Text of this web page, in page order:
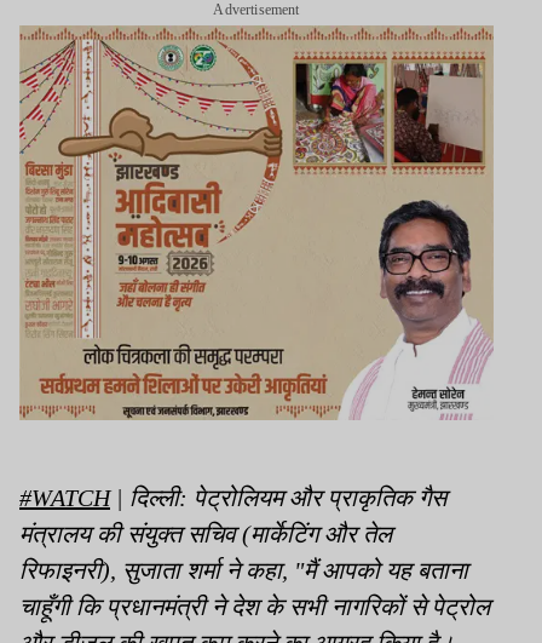
Advertisement
#WATCH| दिल्ली: पेट्रोलियम और प्राकृतिक गैस
मंत्रालय की संयुक्त सचिव (मार्केटिंग और तेल
रिफाइनरी), सुजाता शर्मा ने कहा, "मैं आपको यह बताना
चाहूँगी कि प्रधानमंत्री ने देश के सभी नागरिकों से पेट्रोल